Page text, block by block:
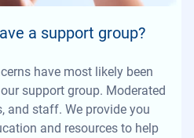
a support group?
have most likely been
support group. Moderated
and staff. We provide you
and resources to help